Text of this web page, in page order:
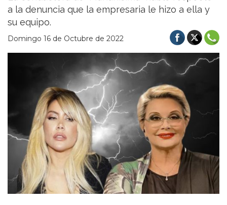
a la denuncia que la empresaria le hizo a ella y
su equipo.
Domingo 16 de Octubre de 2022